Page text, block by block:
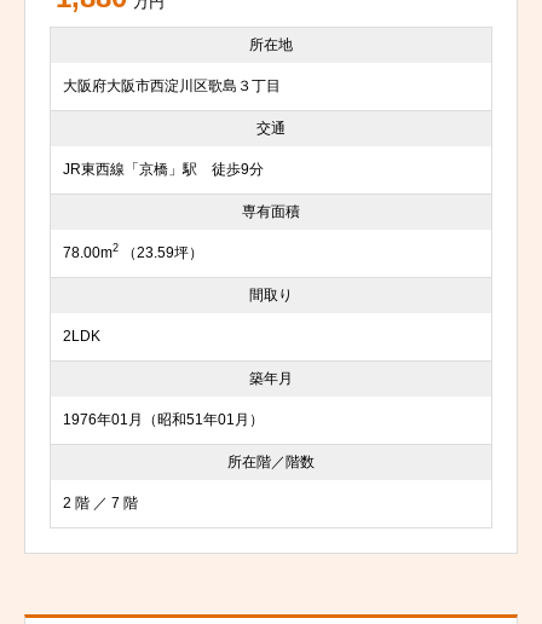
所在地
大阪府大阪市西淀川区歌島３丁目
交通
JR東西線「京橋」駅 徒歩9分
専有面積
78.00m2 （23.59坪）
間取り
2LDK
築年月
1976年01月（昭和51年01月）
所在階／階数
2 階 ／ 7 階